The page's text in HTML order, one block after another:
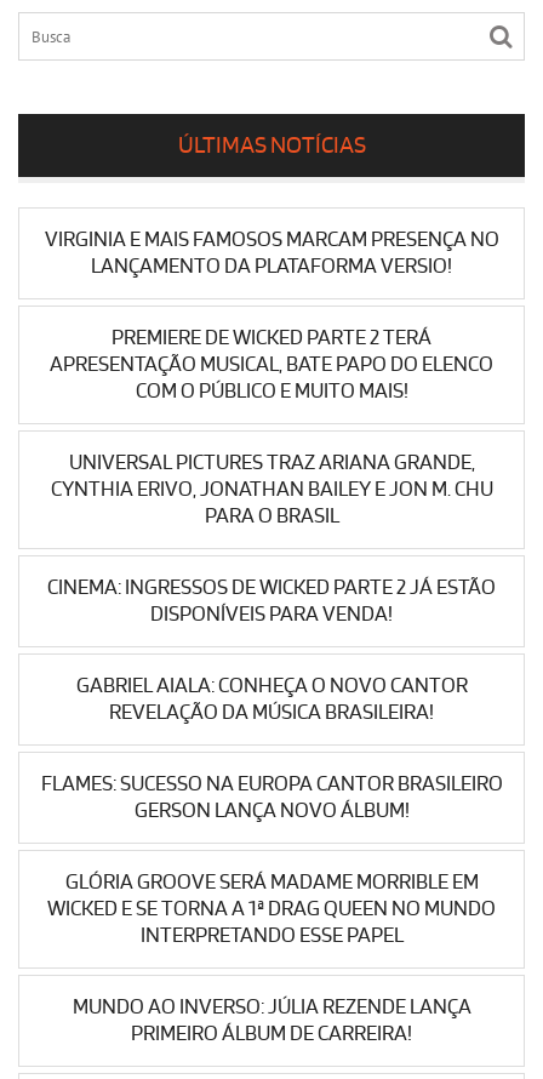
ÚLTIMAS NOTÍCIAS
VIRGINIA E MAIS FAMOSOS MARCAM PRESENÇA NO
LANÇAMENTO DA PLATAFORMA VERSIO!
PREMIERE DE WICKED PARTE 2 TERÁ
APRESENTAÇÃO MUSICAL, BATE PAPO DO ELENCO
COM O PÚBLICO E MUITO MAIS!
UNIVERSAL PICTURES TRAZ ARIANA GRANDE,
CYNTHIA ERIVO, JONATHAN BAILEY E JON M. CHU
PARA O BRASIL
CINEMA: INGRESSOS DE WICKED PARTE 2 JÁ ESTÃO
DISPONÍVEIS PARA VENDA!
GABRIEL AIALA: CONHEÇA O NOVO CANTOR
REVELAÇÃO DA MÚSICA BRASILEIRA!
FLAMES: SUCESSO NA EUROPA CANTOR BRASILEIRO
GERSON LANÇA NOVO ÁLBUM!
GLÓRIA GROOVE SERÁ MADAME MORRIBLE EM
WICKED E SE TORNA A 1ª DRAG QUEEN NO MUNDO
INTERPRETANDO ESSE PAPEL
MUNDO AO INVERSO: JÚLIA REZENDE LANÇA
PRIMEIRO ÁLBUM DE CARREIRA!